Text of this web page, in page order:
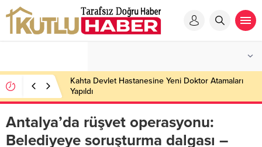
Kahta Devlet Hastanesine Yeni Doktor Atamaları
Yapıldı
Antalya’da rüşvet operasyonu:
Belediyeye soruşturma dalgası –